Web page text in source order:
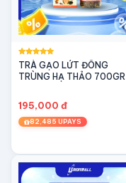
TRÀ GẠO LỨT ĐÔNG
TRÙNG HẠ THẢO 700GR
195,000 đ
82,485 UPAYS